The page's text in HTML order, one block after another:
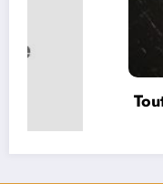
Tout savoir sur le